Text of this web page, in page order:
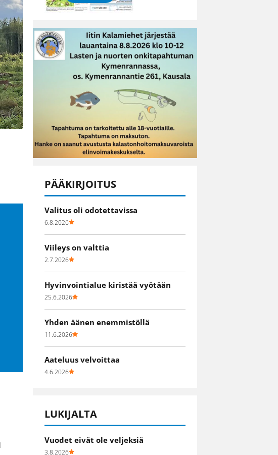
PÄÄKIRJOITUS
Valitus oli odotettavissa
6.8.2026
Viileys on valttia
2.7.2026
Hyvinvointialue kiristää vyötään
25.6.2026
Yhden äänen enemmistöllä
11.6.2026
Aateluus velvoittaa
4.6.2026
LUKIJALTA
Vuodet eivät ole veljeksiä
3.8.2026